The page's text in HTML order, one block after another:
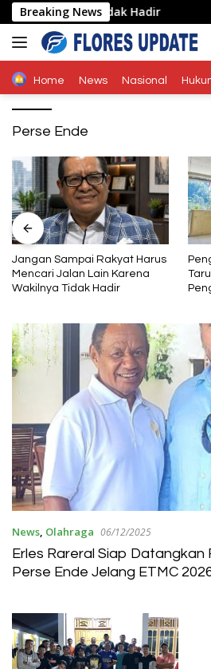
Langsung
ke
konten
Breaking News
Tidak Hadir
Home News Nasional
Perse Ende
Jangan Sampai Rakyat Harus
Mencari Jalan Lain Karena
Wakilnya Tidak Hadir
News, Olahraga 06/12/2025
Erles Rareral Siap Datangkan
Perse Ende Jelang ETMC